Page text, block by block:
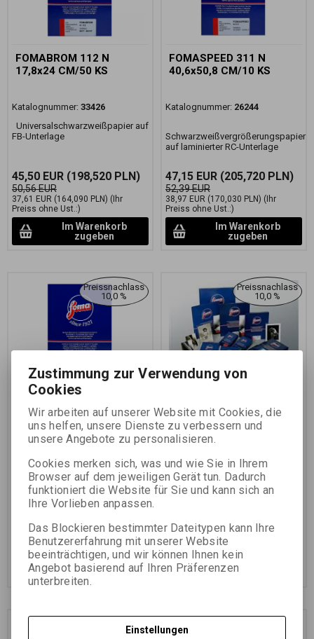
FOMABROM 112 N
17,8x24 CM/50 KS
Katalognummer: 33426
Universalschwarzweißpapier auf
FB-Unterlage
45,50 EUR (198,520 PLN)
50,56 EUR
37,61 EUR (164,090 PLN) (Ihr
Preiss ohne Ust.:)
Im Warenkorb
zugeben
FOMASPEED 311 N
40,6x50,8 CM/10 KS
Katalognummer: 26244
Schwarzweißvergrößerungspapier
auf laminierter RC-Unterlage
47,15 EUR (205,720 PLN)
52,39 EUR
38,97 EUR (170,030 PLN) (Ihr
Preiss ohne Ust.:)
Im Warenkorb
zugeben
Preissnachlass
10,0 %
FOMABROM 112 N
40,6x50,8
CM(16x20INCH)/10 KS
Katalognummer:33444
Universalschwarzweißpapier auf
FB-Unterlage
(225,610 PLN)
57,46 EUR
42,74 EUR (186,480 PLN)
Preiss ohne Ust.:)
Im Warenkorb
zugeben
Preissnachlass
10,0 %
20,3x25,4 CM/100 KS
Katalognummer:
Universalschwarzweißpapier auf
FB-Unterlage
142,90 EUR
106,29 EUR (463,740 PLN)
Preiss ohne Ust.:)
Im Warenkorb
zugeben
Preissnachlass
10,0 %
Zustimmung zur Verwendung von
Cookies
Wir arbeiten auf unserer Website mit Cookies, die
uns helfen, unsere Dienste zu verbessern und
unsere Angebote zu personalisieren.
Cookies merken sich, was und wie Sie in Ihrem
Browser auf dem jeweiligen Gerät tun. Dadurch
funktioniert die Website für Sie und kann sich an
Ihre Vorlieben anpassen.
Das Blockieren bestimmter Dateitypen kann Ihre
Benutzererfahrung mit unserer Website
beeinträchtigen, und wir können Ihnen kein
Angebot basierend auf Ihren Präferenzen
unterbreiten.
Einstellungen